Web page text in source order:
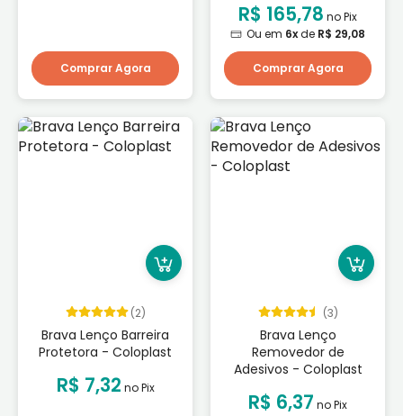
Comprar Agora
R$ 165,78 no Pix
Ou em 6xde R$ 29,08
Comprar Agora
(2)
Brava Lenço Barreira
Protetora - Coloplast
R$ 7,32 no Pix
(3)
Brava Lenço
Removedor de
Adesivos - Coloplast
R$ 6,37 no Pix